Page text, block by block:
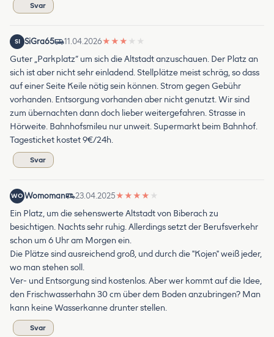
Svar
SI SiGra65 11.04.2026★ ★ ★ ★ ★
Guter „Parkplatz“ um sich die Altstadt anzuschauen. Der Platz an
sich ist aber nicht sehr einladend. Stellplätze meist schräg, so dass
auf einer Seite Keile nötig sein können. Strom gegen Gebühr
vorhanden. Entsorgung vorhanden aber nicht genutzt. Wir sind
zum übernachten dann doch lieber weitergefahren. Strasse in
Hörweite. Bahnhofsmileu nur unweit. Supermarkt beim Bahnhof.
Tagesticket kostet 9€/24h.
Svar
WO Womoman 23.04.2025★ ★ ★ ★ ★
Ein Platz, um die sehenswerte Altstadt von Biberach zu
besichtigen. Nachts sehr ruhig. Allerdings setzt der Berufsverkehr
schon um 6 Uhr am Morgen ein.
Die Plätze sind ausreichend groß, und durch die "Kojen" weiß jeder,
wo man stehen soll.
Ver- und Entsorgung sind kostenlos. Aber wer kommt auf die Idee,
den Frischwasserhahn 30 cm über dem Boden anzubringen? Man
kann keine Wasserkanne drunter stellen.
Svar